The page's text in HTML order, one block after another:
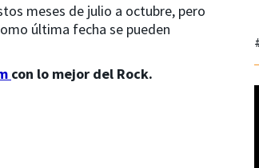
meses de julio a octubre, pero
última fecha se pueden
con lo mejor del Rock.